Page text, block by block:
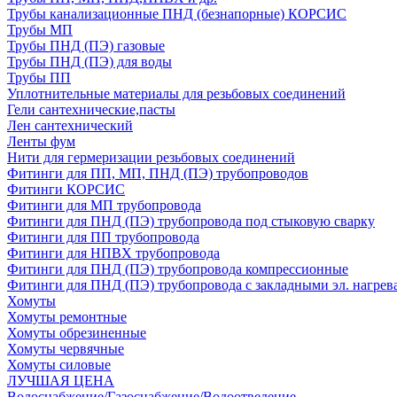
Трубы канализационные ПНД (безнапорные) КОРСИС
Трубы МП
Трубы ПНД (ПЭ) газовые
Трубы ПНД (ПЭ) для воды
Трубы ПП
Уплотнительные материалы для резьбовых соединений
Гели сантехнические,пасты
Лен сантехнический
Ленты фум
Нити для гермеризации резьбовых соединений
Фитинги для ПП, МП, ПНД (ПЭ) трубопроводов
Фитинги КОРСИС
Фитинги для МП трубопровода
Фитинги для ПНД (ПЭ) трубопровода под стыковую сварку
Фитинги для ПП трубопровода
Фитинги для НПВХ трубопровода
Фитинги для ПНД (ПЭ) трубопровода компрессионные
Фитинги для ПНД (ПЭ) трубопровода с закладными эл.
Хомуты
Хомуты ремонтные
Хомуты обрезиненные
Хомуты червячные
Хомуты силовые
ЛУЧШАЯ ЦЕНА